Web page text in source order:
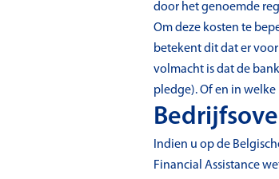
door het genoemde
Om deze kosten te
betekent dit dat er
volmacht is dat de
pledge). Of en in
Indien u op de
Financial Assistance